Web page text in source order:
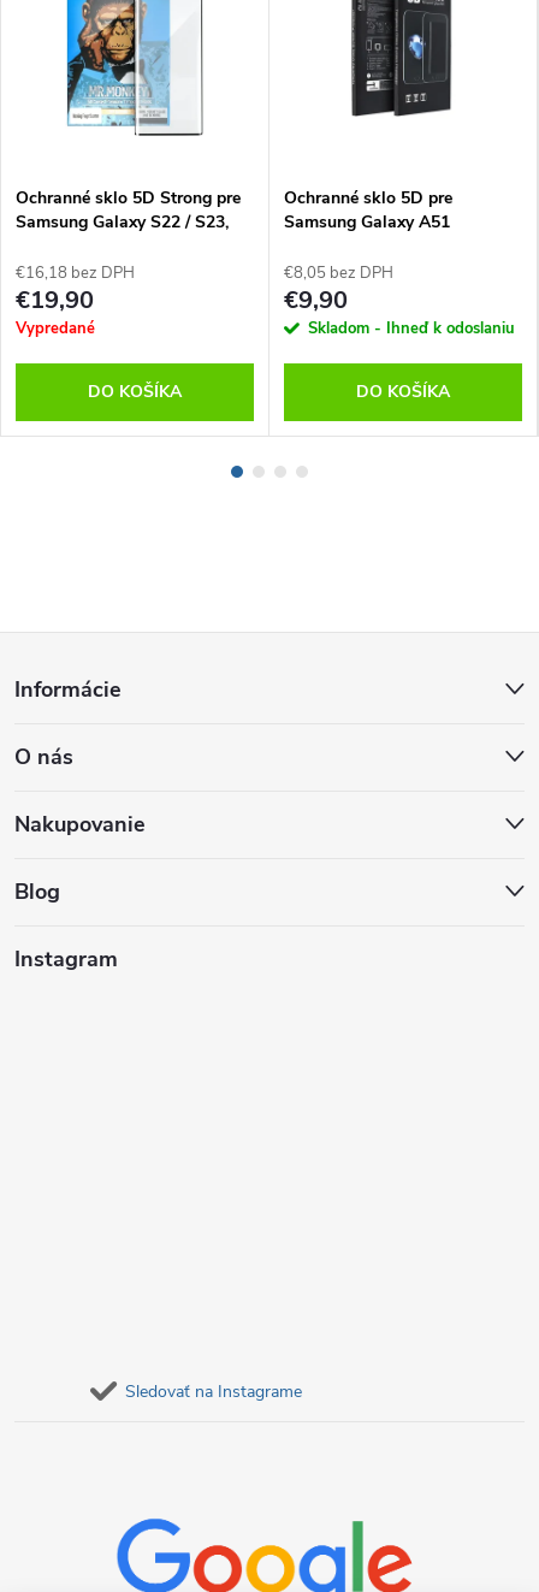
Ochranné sklo 5D Strong pre
Samsung Galaxy S22 / S23,
€16,18 bez DPH
€19,90
Vypredané
DO KOŠÍKA
Ochranné sklo 5D pre
Samsung Galaxy A51
€8,05 bez DPH
€9,90
Skladom - Ihneď k odoslaniu
DO KOŠÍKA
p
ä
Informácie
O nás
Nakupovanie
Blog
Instagram
Sledovať na Instagrame